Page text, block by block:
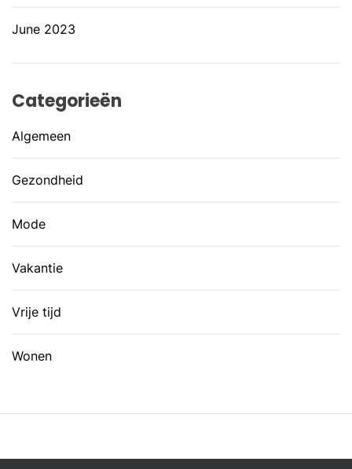
June 2023
Categorieën
Algemeen
Gezondheid
Mode
Vakantie
Vrije tijd
Wonen